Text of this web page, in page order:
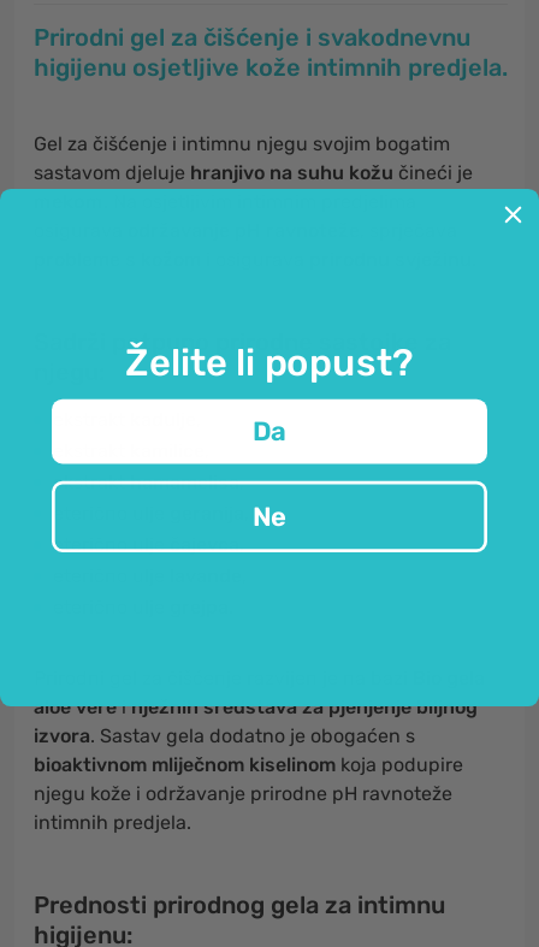
Prirodni gel za čišćenje i svakodnevnu
higijenu osjetljive kože intimnih predjela.
Gel za čišćenje i intimnu njegu svojim bogatim
sastavom djeluje hranjivo na suhu kožu čineći je
Sadrži potpuno prirodne sastojke za
ekstrakthamamelisa,
eterično ulječajevca,
aloe vereinježnih sredstava za pjenjenje biljnog
izvora. Sastav gela dodatno je obogaćen s
bioaktivnom mliječnom kiselinom koja podupire
njegu kože i održavanje prirodne pH ravnoteže
intimnih predjela.
Prednosti prirodnog gela za intimnu
higijenu:
Želite li popust?
Da
Ne